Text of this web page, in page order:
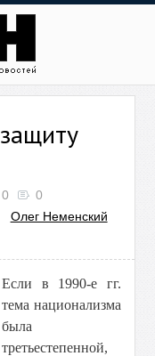
0
0
Олег Неменский
Если в 1990-е гг.
тема национализма
была
третьестепенной,